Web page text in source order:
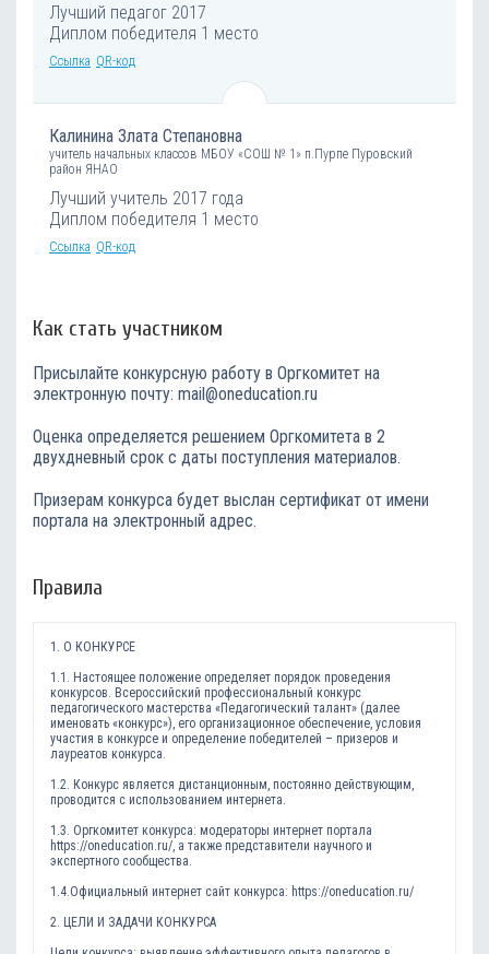
Лучший педагог 2017
Диплом победителя 1 место
Ссылка QR-код
Калинина Злата Степановна
учитель начальных классов МБОУ «СОШ № 1» п.Пурпе Пуровский
район ЯНАО
Лучший учитель 2017 года
Диплом победителя 1 место
Ссылка QR-код
Как стать участником
Присылайте конкурсную работу в Оргкомитет на
электронную почту: mail@oneducation.ru
Оценка определяется решением Оргкомитета в 2
двухдневный срок с даты поступления материалов.
Призерам конкурса будет выслан сертификат от имени
портала на электронный адрес.
Правила
1. О КОНКУРСЕ
1.1. Настоящее положение определяет порядок проведения
конкурсов. Всероссийский профессиональный конкурс
педагогического мастерства «Педагогический талант» (далее
именовать «конкурс»), его организационное обеспечение, условия
участия в конкурсе и определение победителей – призеров и
лауреатов конкурса.
1.2. Конкурс является дистанционным, постоянно действующим,
проводится с использованием интернета.
1.3. Оргкомитет конкурса: модераторы интернет портала
https://oneducation.ru/, а также представители научного и
экспертного сообщества.
1.4.Официальный интернет сайт конкурса: https://oneducation.ru/
2. ЦЕЛИ И ЗАДАЧИ КОНКУРСА